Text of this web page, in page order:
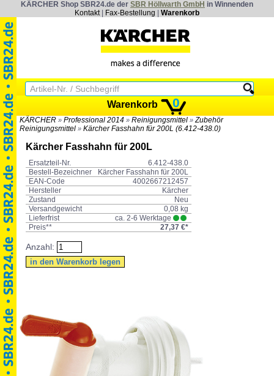
KÄRCHER Shop SBR24.de der SBR Höllwarth GmbH in Winnenden
Kontakt| Fax-Bestellung Warenkorb
Warenkorb 0
KÄRCHER » Professional 2014 » Reinigungsmittel » Zubehör
Reinigungsmittel » Kärcher Fasshahn für 200L (6.412-438.0)
Kärcher Fasshahn für 200L
Ersatzteil-Nr.
6.412-438.0
Bestell-Bezeichner
Kärcher Fasshahn für 200L
EAN-Code
4002667212457
Hersteller
Kärcher
Zustand
Neu
Versandgewicht
0,08 kg
Lieferfrist
ca. 2-6 Werktage
Preis**
27,37 €*
Anzahl: